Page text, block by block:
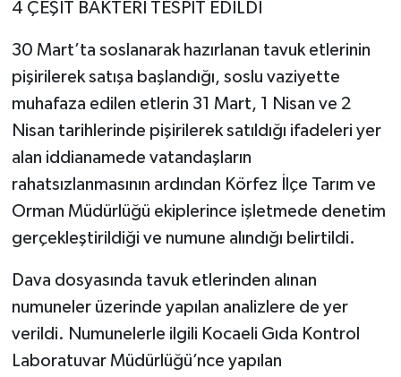
4 ÇEŞİT BAKTERİ TESPİT EDİLDİ
30 Mart’ta soslanarak hazırlanan tavuk etlerinin
pişirilerek satışa başlandığı, soslu vaziyette
muhafaza edilen etlerin 31 Mart, 1 Nisan ve 2
Nisan tarihlerinde pişirilerek satıldığı ifadeleri yer
alan iddianamede vatandaşların
rahatsızlanmasının ardından Körfez İlçe Tarım ve
Orman Müdürlüğü ekiplerince işletmede denetim
gerçekleştirildiği ve numune alındığı belirtildi.
Dava dosyasında tavuk etlerinden alınan
numuneler üzerinde yapılan analizlere de yer
verildi. Numunelerle ilgili Kocaeli Gıda Kontrol
Laboratuvar Müdürlüğü’nce yapılan